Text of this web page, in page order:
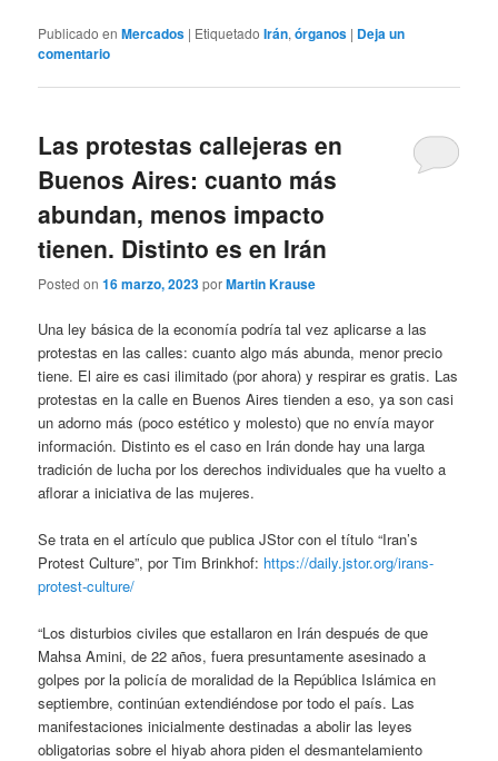
Publicado en Mercados | Etiquetado Irán,órganos | Deja un
comentario
Las protestas callejeras en
Buenos Aires: cuanto más
abundan, menos impacto
tienen. Distinto es en Irán
Posted on16 marzo, 2023porMartin Krause
Una ley básica de la economía podría tal vez aplicarse a las
protestas en las calles: cuanto algo más abunda, menor precio
tiene. El aire es casi ilimitado (por ahora) y respirar es gratis. Las
protestas en la calle en Buenos Aires tienden a eso, ya son casi
un adorno más (poco estético y molesto) que no envía mayor
información. Distinto es el caso en Irán donde hay una larga
tradición de lucha por los derechos individuales que ha vuelto a
aflorar a iniciativa de las mujeres.
Se trata en el artículo que publica JStor con el título “Iran’s
Protest Culture”, por Tim Brinkhof: https://daily.jstor.org/irans-
protest-culture/
“Los disturbios civiles que estallaron en Irán después de que
Mahsa Amini, de 22 años, fuera presuntamente asesinado a
golpes por la policía de moralidad de la República Islámica en
septiembre, continúan extendiéndose por todo el país. Las
manifestaciones inicialmente destinadas a abolir las leyes
obligatorias sobre el hiyab ahora piden el desmantelamiento